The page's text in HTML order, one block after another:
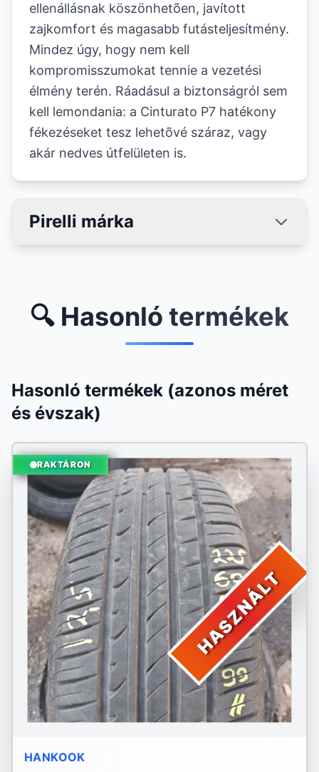
ellenállásnak köszönhetõen, javított
zajkomfort és magasabb futásteljesítmény.
Mindez úgy, hogy nem kell
kompromisszumokat tennie a vezetési
élmény terén. Ráadásul a biztonságról sem
kell lemondania: a Cinturato P7 hatékony
fékezéseket tesz lehetõvé száraz, vagy
akár nedves útfelületen is.
Pirelli márka
🔍 Hasonló termékek
Hasonló termékek (azonos méret
és évszak)
HASZNÁLT
RAKTÁRON
HANKOOK